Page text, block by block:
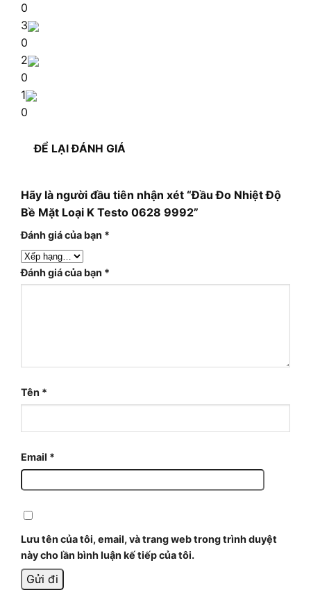
0
3
0
2
0
1
0
ĐỂ LẠI ĐÁNH GIÁ
Hãy là người đầu tiên nhận xét “Đầu Đo Nhiệt Độ
Bề Mặt Loại K Testo 0628 9992”
Đánh giá của bạn *
Đánh giá của bạn *
Tên *
Email *
Lưu tên của tôi, email, và trang web trong trình duyệt
này cho lần bình luận kế tiếp của tôi.